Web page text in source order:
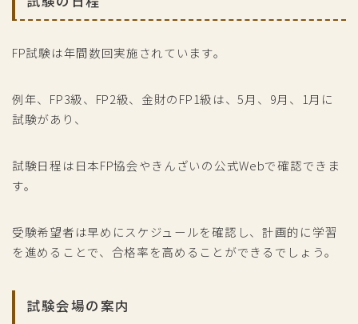
FP試験は年間数回実施されています。
例年、FP3級、FP2級、金財のFP1級は、5月、9月、1月に
試験があり、
試験日程は日本FP協会やきんざいの公式Webで確認できま
す。
受験希望者は早めにスケジュールを確認し、計画的に学習
を進めることで、合格率を高めることができるでしょう。
試験会場の案内